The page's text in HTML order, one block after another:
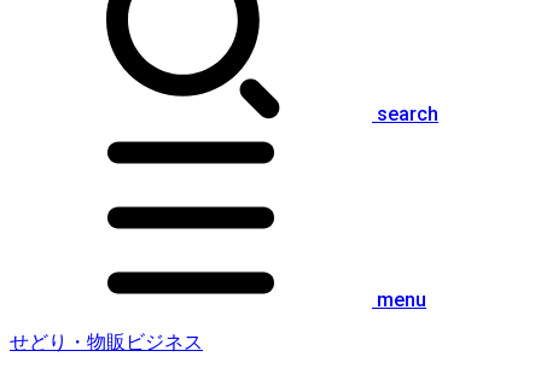
search
menu
せどり・物販ビジネス